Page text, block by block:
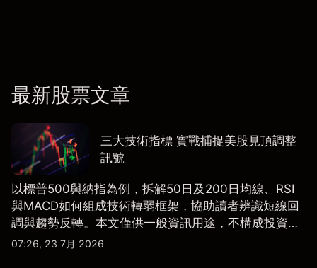
最新股票文章
三大技術指標 實戰捕捉美股見頂調整
訊號
以標普500與納指為例，拆解50日及200日均線、RSI
與MACD如何組成技術轉弱框架，協助讀者辨識短線回
調與趨勢反轉。本文僅供一般資訊用途，不構成投資研
究、投資建議或任何交易推薦。
07:26, 23 7月 2026